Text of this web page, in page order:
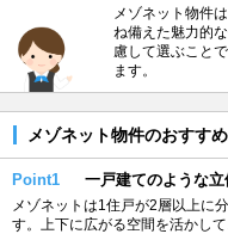
メゾネット物件
ね備えた魅力的
慮して選ぶこと
ます。
メゾネット物件のおすす
Point1 一戸建てのような
メゾネットは1住戸が2層以上に
す。上下に広がる空間を活かし